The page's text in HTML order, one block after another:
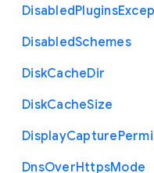
DisabledPlugins
DisabledSchemes
DiskCacheDir
DiskCacheSize
DisplayCapture
DnsOverHttpsMode